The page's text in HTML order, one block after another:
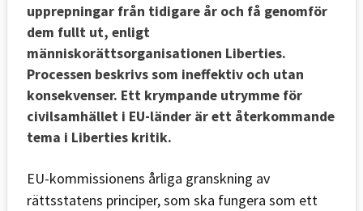
upprepningar från tidigare år och få genomför
dem fullt ut, enligt
människorättsorganisationen Liberties.
Processen beskrivs som ineffektiv och utan
konsekvenser. Ett krympande utrymme för
civilsamhället i EU-länder är ett återkommande
tema i Liberties kritik.
EU-kommissionens årliga granskning av
rättsstatens principer, som ska fungera som ett